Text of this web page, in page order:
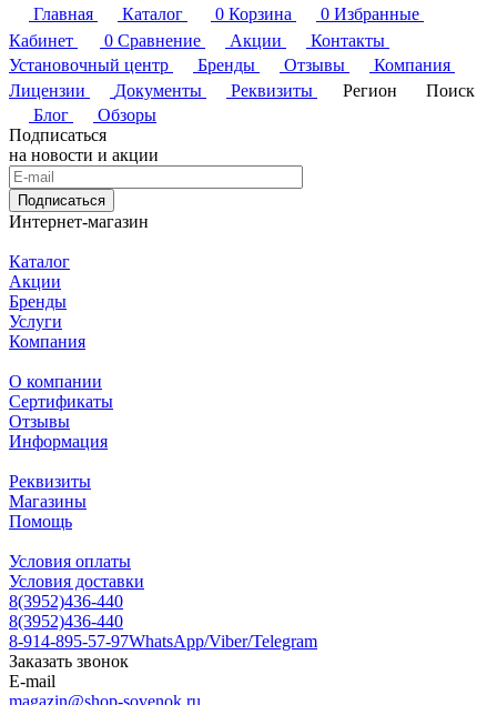
Главная
Каталог 0 Корзина 0 Избранные
Кабинет
0 Сравнение Акции
Контакты
Установочный центр
Бренды Отзывы
Компания
Лицензии
Документы Реквизиты Регион
Поиск
Блог
Обзоры
Подписаться
на новости и акции
Подписаться
Интернет-магазин
Каталог
Акции
Бренды
Услуги
Компания
О компании
Сертификаты
Отзывы
Информация
Реквизиты
Магазины
Помощь
Условия оплаты
Условия доставки
8(3952)436-440
8(3952)436-440
8-914-895-57-97WhatsApp/Viber/Telegram
Заказать звонок
E-mail
magazin@shop-sovenok.ru